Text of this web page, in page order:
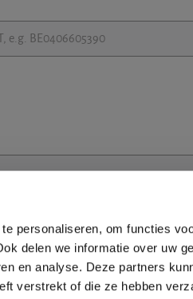
personaliseren, om functies
delen we informatie over uw
en analyse. Deze partners
verstrekt of die ze hebben